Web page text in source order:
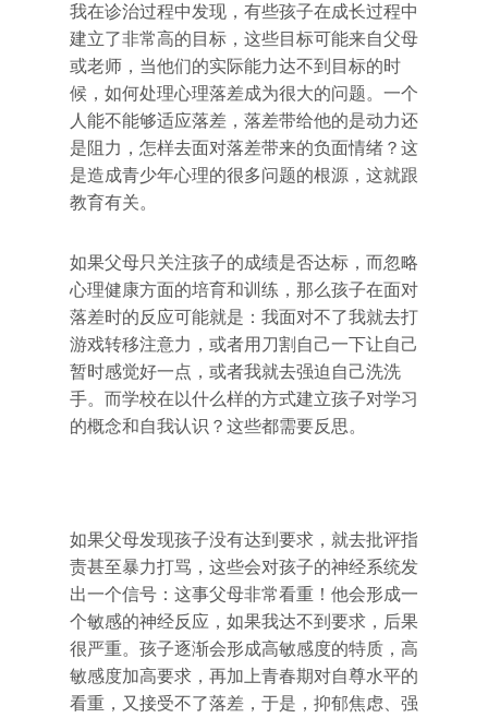
我在诊治过程中发现，有些孩子在成长过程中
建立了非常高的目标，这些目标可能来自父母
或老师，当他们的实际能力达不到目标的时
候，如何处理心理落差成为很大的问题。一个
人能不能够适应落差，落差带给他的是动力还
是阻力，怎样去面对落差带来的负面情绪？这
是造成青少年心理的很多问题的根源，这就跟
教育有关。
如果父母只关注孩子的成绩是否达标，而忽略
心理健康方面的培育和训练，那么孩子在面对
落差时的反应可能就是：我面对不了我就去打
游戏转移注意力，或者用刀割自己一下让自己
暂时感觉好一点，或者我就去强迫自己洗洗
手。而学校在以什么样的方式建立孩子对学习
的概念和自我认识？这些都需要反思。
如果父母发现孩子没有达到要求，就去批评指
责甚至暴力打骂，这些会对孩子的神经系统发
出一个信号：这事父母非常看重！他会形成一
个敏感的神经反应，如果我达不到要求，后果
很严重。孩子逐渐会形成高敏感度的特质，高
敏感度加高要求，再加上青春期对自尊水平的
看重，又接受不了落差，于是，抑郁焦虑、强